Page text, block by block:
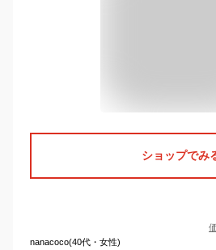
ショップでみ
nanacoco(40代・女性)